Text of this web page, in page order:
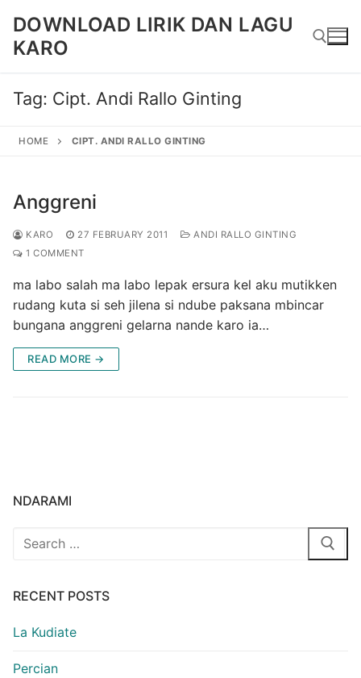
content
DOWNLOAD LIRIK DAN LAGU
KARO
Search for:
Tag: Cipt. Andi Rallo Ginting
HOME CIPT. ANDI RALLO GINTING
Anggreni
KARO 27 FEBRUARY 2011
ANDI RALLO GINTING
1 COMMENT
ma labo salah ma labo lepak ersura kel aku mutikken
rudang kuta si seh jilena si ndube paksana mbincar
bungana anggreni gelarna nande karo ia…
READ MORE →
NDARAMI
Search
RECENT POSTS
La Kudiate
Percian